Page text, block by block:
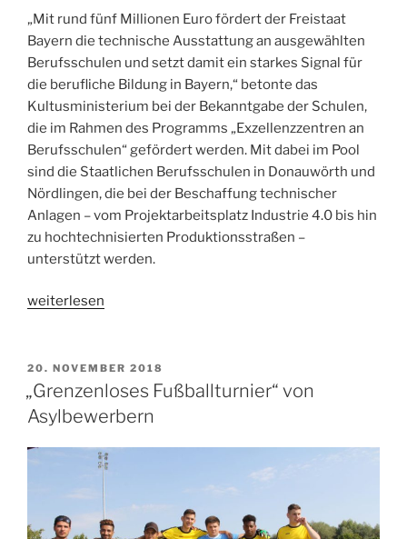
„Mit rund fünf Millionen Euro fördert der Freistaat
Bayern die technische Ausstattung an ausgewählten
Berufsschulen und setzt damit ein starkes Signal für
die berufliche Bildung in Bayern,“ betonte das
Kultusministerium bei der Bekanntgabe der Schulen,
die im Rahmen des Programms „Exzellenzzentren an
Berufsschulen“ gefördert werden. Mit dabei im Pool
sind die Staatlichen Berufsschulen in Donauwörth und
Nördlingen, die bei der Beschaffung technischer
Anlagen – vom Projektarbeitsplatz Industrie 4.0 bis hin
zu hochtechnisierten Produktionsstraßen –
unterstützt werden.
„Austausch
Landrat:
Exzellenzschulen
für
Handwerk
und
weiterlesen
VERÖFFENTLICHT
AM
20. NOVEMBER 2018
„Grenzenloses Fußballturnier“ von
Asylbewerbern